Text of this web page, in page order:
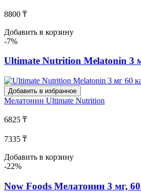
8800 ₸
Добавить в корзину
-7%
Ultimate Nutrition Melatonin 3
Добавить в избранное
Мелатонин Ultimate Nutrition
6825 ₸
7335 ₸
Добавить в корзину
-22%
Now Foods Мелатонин 3 мг,